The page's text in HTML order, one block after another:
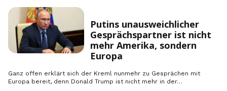
Putins unausweichlicher
Gesprächspartner ist nicht
mehr Amerika, sondern
Europa
Ganz offen erklärt sich der Kreml nunmehr zu Gesprächen mit
Europa bereit, denn Donald Trump ist nicht mehr in der…